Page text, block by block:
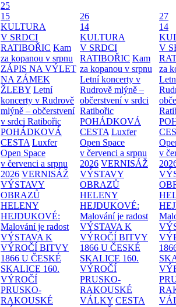
25
15
KULTURA
V SRDCI
RATIBOŘIC Kam
za kopanou v srpnu
ZÁPIS NA VÝLET
NA ZÁMEK
ŽLEBY Letní
koncerty v Rudrově
mlýně – občerstvení
v srdci Ratibořic
POHÁDKOVÁ
CESTA Luxfer
Open Space
v červenci a srpnu
2026 VERNISÁŽ
VÝSTAVY
OBRAZŮ
HELENY
HEJDUKOVÉ:
Malování je radost
VÝSTAVA K
VÝROČÍ BITVY
1866 U ČESKÉ
SKALICE 160.
VÝROČÍ
PRUSKO-
RAKOUSKÉ
26
14
KULTURA
V SRDCI
RATIBOŘIC Kam
za kopanou v srpnu
Letní koncerty v
Rudrově mlýně –
občerstvení v srdci
Ratibořic
POHÁDKOVÁ
CESTA Luxfer
Open Space
v červenci a srpnu
2026 VERNISÁŽ
VÝSTAVY
OBRAZŮ
HELENY
HEJDUKOVÉ:
Malování je radost
VÝSTAVA K
VÝROČÍ BITVY
1866 U ČESKÉ
SKALICE 160.
VÝROČÍ
PRUSKO-
RAKOUSKÉ
VÁLKY CESTA
27
14
V
za
v